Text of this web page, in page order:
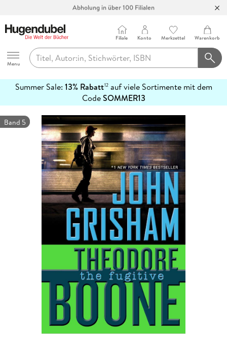
Abholung in über 100 Filialen
Hugendubel
Menu
Filiale Konto Merkzettel Warenkorb
Summer Sale: 13% Rabatt12auf viele Sortimente mit dem
CodeSOMMER13
erfahren
Band 5